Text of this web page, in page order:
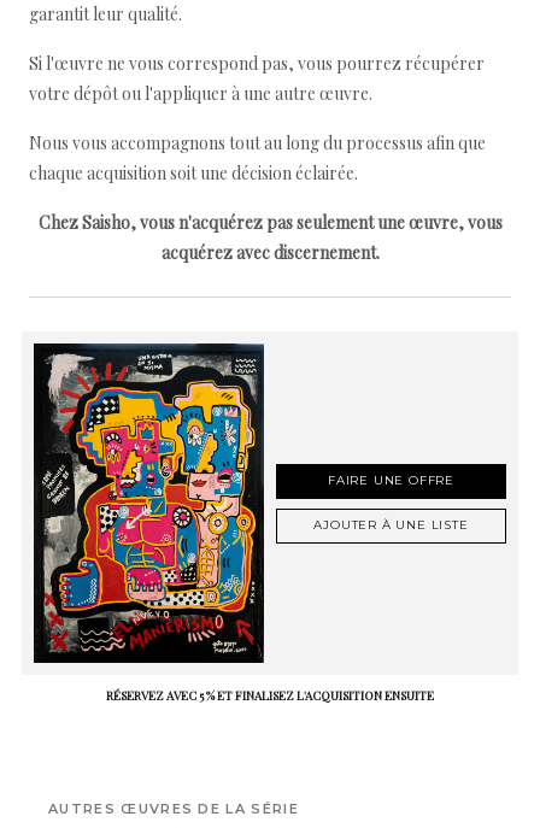
garantit leur qualité.
Si l'œuvre ne vous correspond pas, vous pourrez récupérer
votre dépôt ou l'appliquer à une autre œuvre.
Nous vous accompagnons tout au long du processus afin que
chaque acquisition soit une décision éclairée.
Chez Saisho, vous n'acquérez pas seulement une œuvre, vous
acquérez avec discernement.
FAIRE UNE OFFRE
AJOUTER À UNE LISTE
RÉSERVEZ AVEC 5 % ET FINALISEZ L'ACQUISITION ENSUITE
AUTRES ŒUVRES DE LA SÉRIE